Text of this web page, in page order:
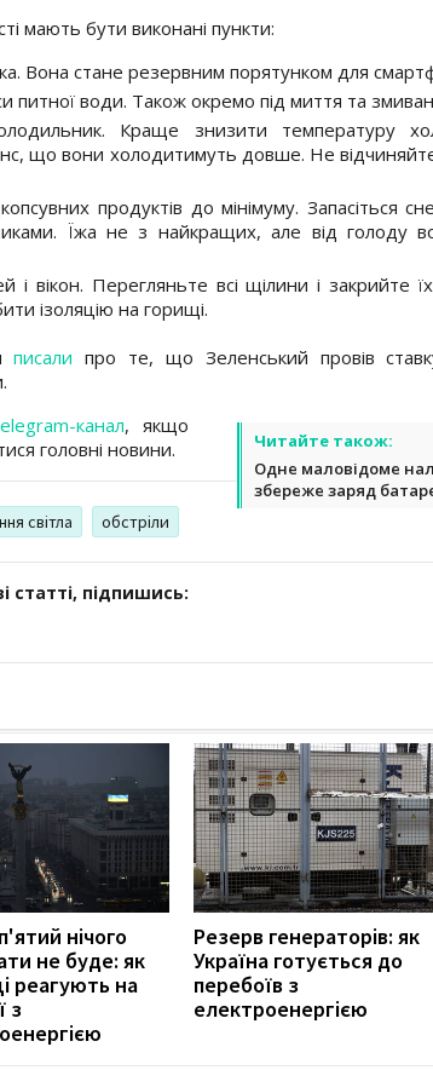
мають бути виконані пункти:
Вона стане резервним порятунком для
питної води. Також окремо під миття та
Краще знизити температуру
що вони холодитимуть довше. Не
продуктів до мінімуму. Запасіться
Їжа не з найкращих, але від голоду
і вікон. Перегляньте всі щілини і закрийте
ізоляцію на горищі.
писали про те, що Зеленський провів
Читайте також:
Одне маловідоме
збереже заряд
канал, якщо
головні новини.
світла обстріли
статті, підпишись:
нічого
не буде: як
реагують на
з
Резерв генераторів: як
Україна готується до
перебоїв з
електроенергією